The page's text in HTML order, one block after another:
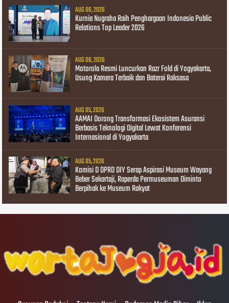
AUG 06, 2026
Kurnia Nugraha Raih Penghargaan Indonesia Public
Relations Top Leader 2026
AUG 06, 2026
Motorola Resmi Luncurkan Razr Fold di Yogyakarta,
Usung Kamera Terbaik dan Baterai Raksasa
AUG 05, 2026
AAMAI Dorong Transformasi Ekosistem Asuransi
Berbasis Teknologi Digital Lewat Konferensi
Internasional di Yogyakarta
AUG 05, 2026
Komisi D DPRD DIY Serap Aspirasi Museum Wayang
Beber Sekartaji, Raperda Permuseuman Diminta
Berpihak ke Museum Rakyat